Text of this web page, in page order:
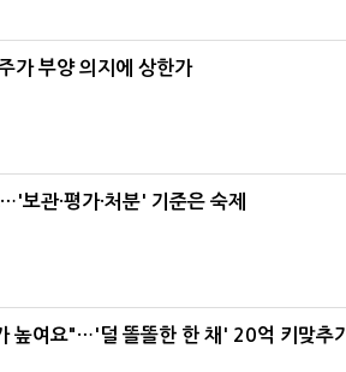
가 부양 의지에 상한가
보관·평가·처분' 기준은 숙제
높여요"…'덜 똘똘한 한 채' 20억 키맞추기